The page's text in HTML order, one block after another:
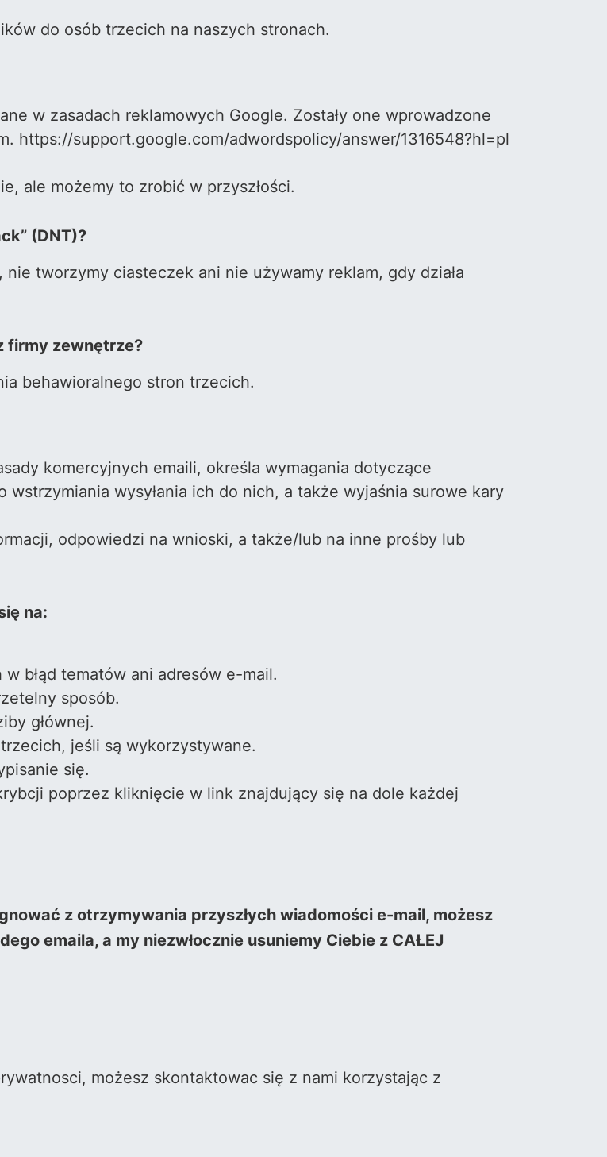
do osób trzecich na naszych stronach.
w zasadach reklamowych Google. Zostały one wprowadzone
https://support.google.com/adwordspolicy/answer/1316548?hl=pl
ale możemy to zrobić w przyszłości.
(DNT)?
tworzymy ciasteczek ani nie używamy reklam, gdy działa
firmy zewnętrze?
behawioralnego stron trzecich.
komercyjnych emaili, określa wymagania dotyczące
wysyłania ich do nich, a także wyjaśnia surowe kary
odpowiedzi na wnioski, a także/lub na inne prośby lub
na:
błąd tematów ani adresów e-mail.
sposób.
głównej.
jeśli są wykorzystywane.
się.
poprzez kliknięcie w link znajdujący się na dole każdej
z otrzymywania przyszłych wiadomości e-mail, możesz
emaila, a my niezwłocznie usuniemy Ciebie z CAŁEJ
możesz skontaktowac się z nami korzystając z